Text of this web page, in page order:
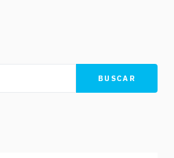
BUSCAR